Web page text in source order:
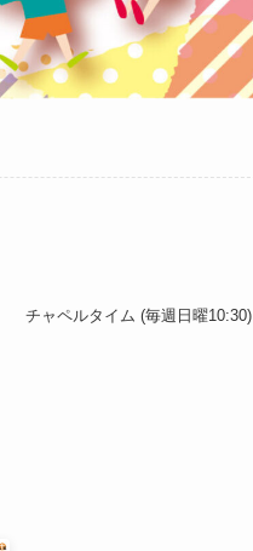
チャペルタイム (毎週日曜10:30)